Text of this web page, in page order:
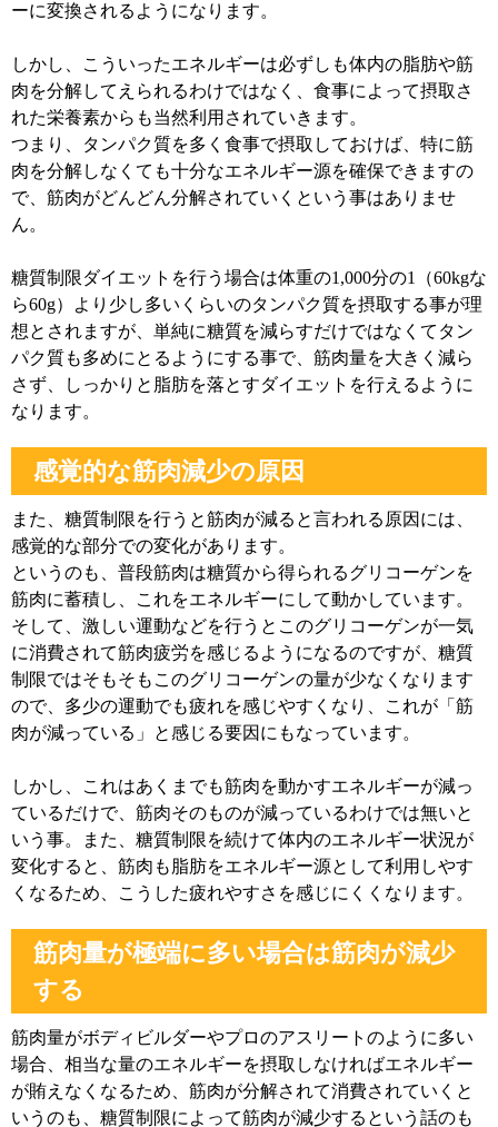
ーに変換されるようになります。
しかし、こういったエネルギーは必ずしも体内の脂肪や筋
肉を分解してえられるわけではなく、食事によって摂取さ
れた栄養素からも当然利用されていきます。
つまり、タンパク質を多く食事で摂取しておけば、特に筋
肉を分解しなくても十分なエネルギー源を確保できますの
で、筋肉がどんどん分解されていくという事はありませ
ん。
糖質制限ダイエットを行う場合は体重の1,000分の1（60kgな
ら60g）より少し多いくらいのタンパク質を摂取する事が理
想とされますが、単純に糖質を減らすだけではなくてタン
パク質も多めにとるようにする事で、筋肉量を大きく減ら
さず、しっかりと脂肪を落とすダイエットを行えるように
なります。
感覚的な筋肉減少の原因
また、糖質制限を行うと筋肉が減ると言われる原因には、
感覚的な部分での変化があります。
というのも、普段筋肉は糖質から得られるグリコーゲンを
筋肉に蓄積し、これをエネルギーにして動かしています。
そして、激しい運動などを行うとこのグリコーゲンが一気
に消費されて筋肉疲労を感じるようになるのですが、糖質
制限ではそもそもこのグリコーゲンの量が少なくなります
ので、多少の運動でも疲れを感じやすくなり、これが「筋
肉が減っている」と感じる要因にもなっています。
しかし、これはあくまでも筋肉を動かすエネルギーが減っ
ているだけで、筋肉そのものが減っているわけでは無いと
いう事。また、糖質制限を続けて体内のエネルギー状況が
変化すると、筋肉も脂肪をエネルギー源として利用しやす
くなるため、こうした疲れやすさを感じにくくなります。
筋肉量が極端に多い場合は筋肉が減少
する
筋肉量がボディビルダーやプロのアスリートのように多い
場合、相当な量のエネルギーを摂取しなければエネルギー
が賄えなくなるため、筋肉が分解されて消費されていくと
いうのも、糖質制限によって筋肉が減少するという話のも